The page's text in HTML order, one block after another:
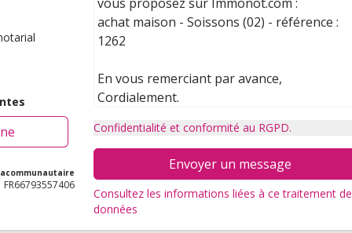
FR66793557406
Confidentialité et conformité au RGPD.
Envoyer un message
Consultez les informations liées à ce traitement de
données